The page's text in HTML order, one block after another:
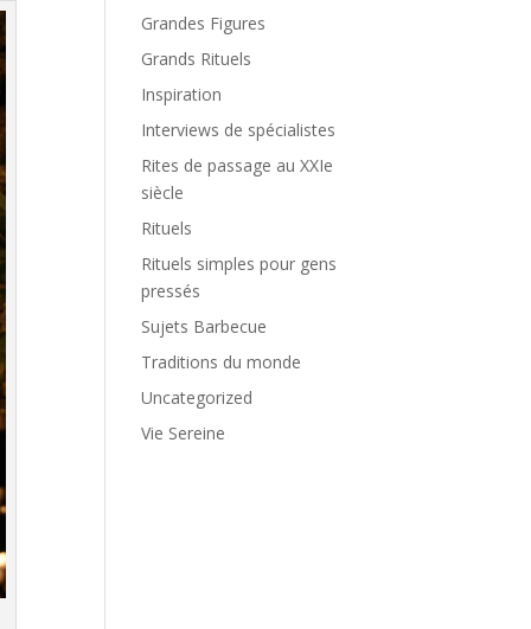
Grandes Figures
Grands Rituels
Inspiration
Interviews de spécialistes
Rites de passage au XXIe
siècle
Rituels
Rituels simples pour gens
pressés
Sujets Barbecue
Traditions du monde
Uncategorized
Vie Sereine